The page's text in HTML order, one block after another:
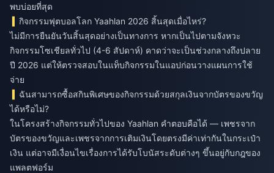
พบบ่อยที่สุด
กิจกรรมฟุตบอลโลก Yaahlan 2026 สิ้นสุดเมื่อไหร่?
ไม่มีการยืนยันวันสิ้นสุดอย่างเป็นทางการ หากเป็นไปตามจังหวะ
กิจกรรมโซเชียลทั่วไป (4-6 สัปดาห์) คาดว่าจะเป็นช่วงกลางถึงปลาย
ปี 2026 แต่ให้ตรวจสอบในแท็บกิจกรรมในแอปก่อนวางแผนการใช้
จ่าย
ฉันสามารถซื้อสกินพิเศษของกิจกรรมด้วยสกุลเงินจากบัตรของขวัญ
ได้หรือไม่?
ในโครงสร้างกิจกรรมทั่วไปของ Yaahlan คำตอบคือได้ — เพชรจาก
บัตรของขวัญและเพชรจากการเติมเงินโดยตรงมีค่าเท่ากันในกระเป๋า
เงิน แต่อาจมีเงื่อนไขเรื่องการได้รับโบนัสระดับต่างๆ ขึ้นอยู่กับกฎของ
แพลตฟอร์ม